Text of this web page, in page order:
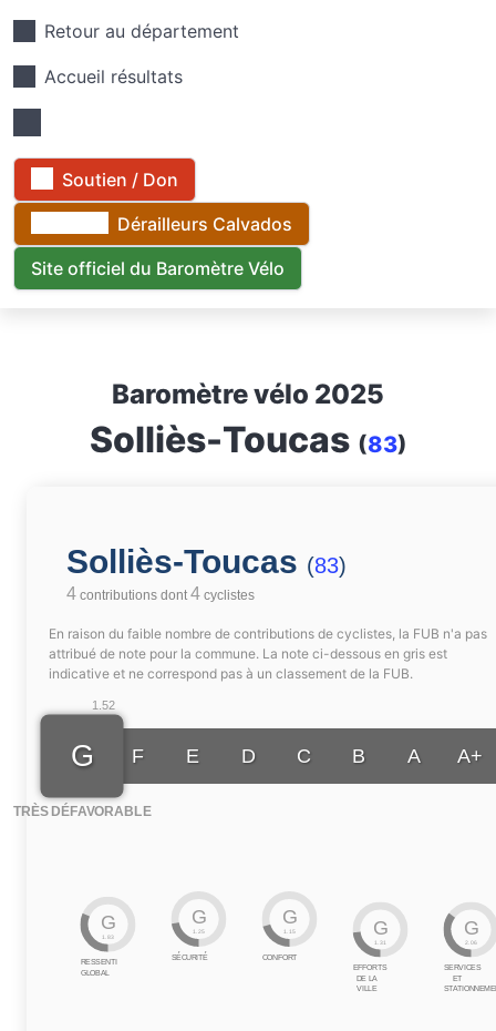
Retour au département
Accueil résultats
Soutien / Don
Dérailleurs Calvados
Site officiel du Baromètre Vélo
Baromètre vélo 2025
Solliès-Toucas (83)
Solliès-Toucas (83)
4 contributions dont4 cyclistes
En raison du faible nombre de contributions de cyclistes, la FUB n'a pas
attribué de note pour la commune. La note ci-dessous en gris est
indicative et ne correspond pas à un classement de la FUB.
1.52
G
TRÈS DÉFAVORABLE
F E D C B A A+
G
1.83
RESSENTI
GLOBAL
G
1.25
SÉCURITÉ
G
1.15
CONFORT
G
1.31
EFFORTS
DE LA
VILLE
G
2.06
SERVICES
ET